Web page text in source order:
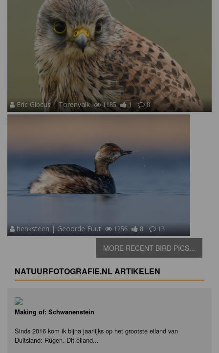
Eric Gibcus | Torenvalk 1185 1 8
henksteen | Geoorde Fuut 1256 8 13
MORE RECENT BIRD PICS...
NATUURFOTOGRAFIE.NL ARTIKELEN
Making of: Schwanenstein
Sinds 2016 kom ik bijna jaarlijks op het grootste eiland van
Duitsland: Rügen. Dit eiland...